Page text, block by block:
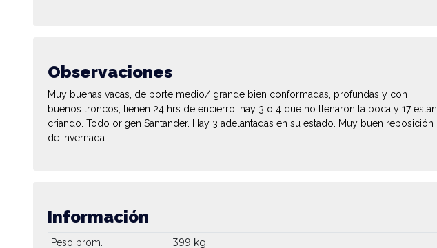
Observaciones
Muy buenas vacas, de porte medio/ grande bien conformadas, profundas y con
buenos troncos, tienen 24 hrs de encierro, hay 3 o 4 que no llenaron la boca y 17 están
criando. Todo origen Santander. Hay 3 adelantadas en su estado. Muy buen reposición
de invernada.
Información
Peso prom. 399 kg.